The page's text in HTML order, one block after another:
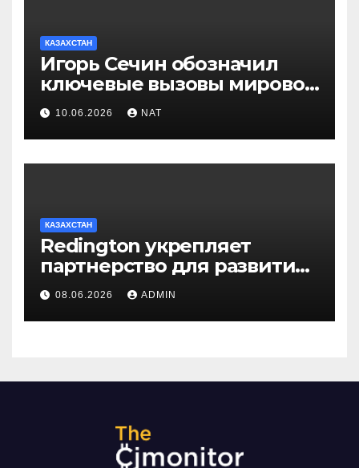
КАЗАХСТАН
Игорь Сечин обозначил
ключевые вызовы мировой
энергетики и экономики
10.06.2026 NAT
КАЗАХСТАН
Redington укрепляет
партнерство для развития
цифрового будущего
Центральной Азии на
GITEX Kazakhstan
08.06.2026 ADMIN